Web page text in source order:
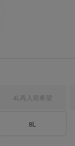
4L再入荷希望
8L